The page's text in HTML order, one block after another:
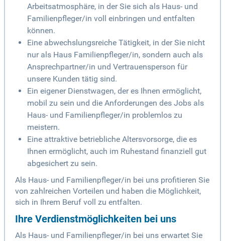
Arbeitsatmosphäre, in der Sie sich als Haus- und
Familienpfleger/in voll einbringen und entfalten
können.
Eine abwechslungsreiche Tätigkeit, in der Sie nicht
nur als Haus Familienpfleger/in, sondern auch als
Ansprechpartner/in und Vertrauensperson für
unsere Kunden tätig sind.
Ein eigener Dienstwagen, der es Ihnen ermöglicht,
mobil zu sein und die Anforderungen des Jobs als
Haus- und Familienpfleger/in problemlos zu
meistern.
Eine attraktive betriebliche Altersvorsorge, die es
Ihnen ermöglicht, auch im Ruhestand finanziell gut
abgesichert zu sein.
Als Haus- und Familienpfleger/in bei uns profitieren Sie
von zahlreichen Vorteilen und haben die Möglichkeit,
sich in Ihrem Beruf voll zu entfalten.
Ihre Verdienstmöglichkeiten bei uns
Als Haus- und Familienpfleger/in bei uns erwartet Sie